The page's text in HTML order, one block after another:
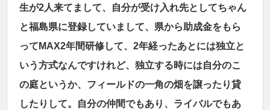
生が2人来てまして、自分が受け入れ先としてちゃん
と福島県に登録していまして、県から助成金をもら
ってMAX2年間研修して、2年経ったあとには独立と
いう方式なんですけれど、独立する時には自分のこ
の庭というか、フィールドの一角の畑を譲ったり貸
したりして。自分の仲間でもあり、ライバルでもあ